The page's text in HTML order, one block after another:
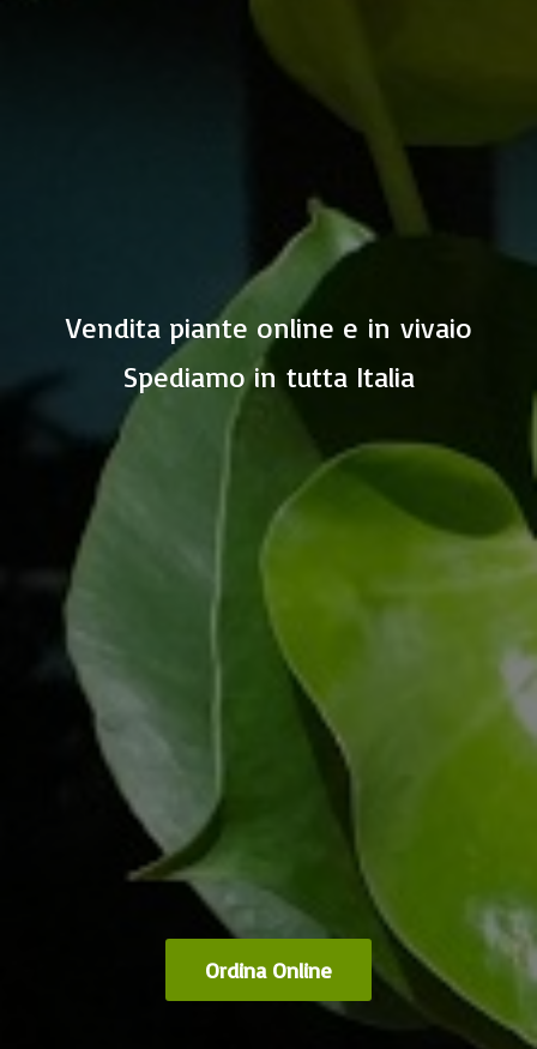
Vendita piante online e in vivaio
Spediamo in tutta Italia
Ordina Online